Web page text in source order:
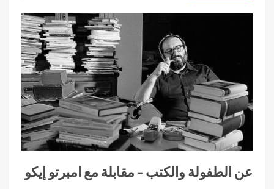
عن الطفولة والكتب – مقابلة مع امبرتو إيكو